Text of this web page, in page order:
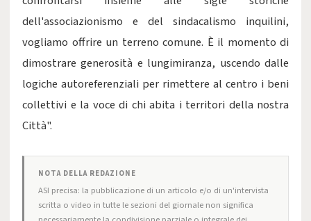
dell'associazionismo e del sindacalismo inquilini,
vogliamo offrire un terreno comune. È il momento di
dimostrare generosità e lungimiranza, uscendo dalle
logiche autoreferenziali per rimettere al centro i beni
collettivi e la voce di chi abita i territori della nostra
Città".
NOTA DELLA REDAZIONE
ASI precisa: la pubblicazione di un articolo e/o di un'intervista
scritta o video in tutte le sezioni del giornale non significa